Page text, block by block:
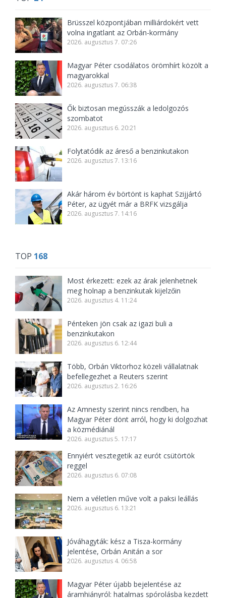
Brüsszel központjában milliárdokért vett
volna ingatlant az Orbán-kormány
2026. augusztus 7. 07:26
Magyar Péter csodálatos örömhírt közölt a
magyarokkal
2026. augusztus 7. 06:38
Ők biztosan megússzák a ledolgozós
szombatot
2026. augusztus 6. 20:21
Folytatódik az áreső a benzinkutakon
2026. augusztus 7. 13:16
Akár három év börtönt is kaphat Szijjártó
Péter, az ügyét már a BRFK vizsgálja
2026. augusztus 7. 14:16
TOP 168
Most érkezett: ezek az árak jelenhetnek
meg holnap a benzinkutak kijelzőin
2026. augusztus 4. 11:24
Pénteken jön csak az igazi buli a
benzinkutakon
2026. augusztus 6. 12:44
Több, Orbán Viktorhoz közeli vállalatnak
befellegezhet a Reuters szerint
2026. augusztus 2. 16:26
Az Amnesty szerint nincs rendben, ha
Magyar Péter dönt arról, hogy ki dolgozhat
a közmédiánál
2026. augusztus 5. 17:17
Ennyiért vesztegetik az eurót csütörtök
reggel
2026. augusztus 6. 07:08
Nem a véletlen műve volt a paksi leállás
2026. augusztus 6. 13:21
Jóváhagyták: kész a Tisza-kormány
jelentése, Orbán Anitán a sor
2026. augusztus 4. 06:58
Magyar Péter újabb bejelentése az
áramhiányról: hatalmas spórolásba kezdett